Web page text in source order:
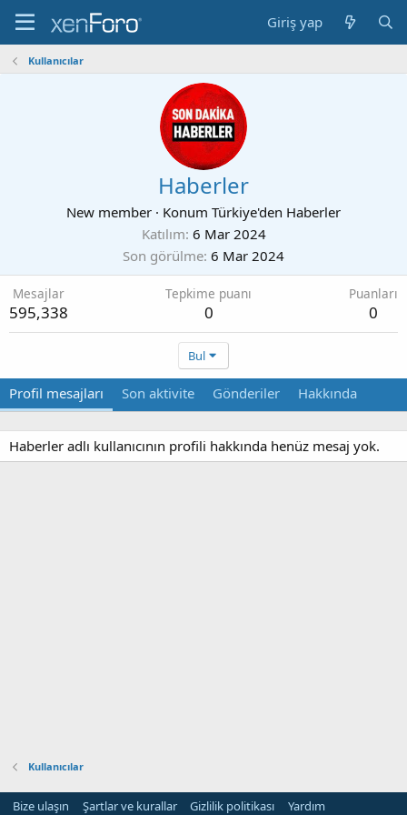
Giriş yap
Kullanıcılar
Haberler
New member · Konum Türkiye'den Haberler
Katılım 6 Mar 2024
Son görülme 6 Mar 2024
Mesajlar
595,338
Tepkime puanı
0
Puanları
0
Bul
Profil mesajları Son aktivite Gönderiler Hakkında
Haberler adlı kullanıcının profili hakkında henüz mesaj yok.
Kullanıcılar
Bize ulaşın Şartlar ve kurallar Gizlilik politikası
Yardım